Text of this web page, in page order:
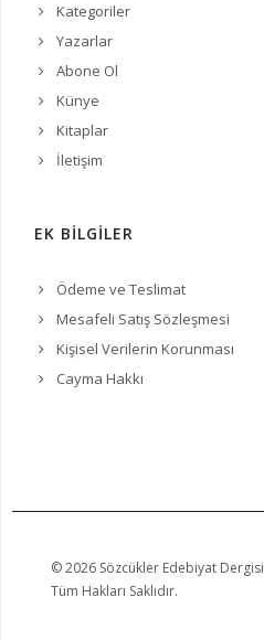
Kategoriler
Yazarlar
Abone Ol
Künye
Kitaplar
İletişim
EK BİLGİLER
Ödeme ve Teslimat
Mesafeli Satış Sözleşmesi
Kişisel Verilerin Korunması
Cayma Hakkı
© 2026 Sözcükler Edebiyat Dergisi
Tüm Hakları Saklıdır.